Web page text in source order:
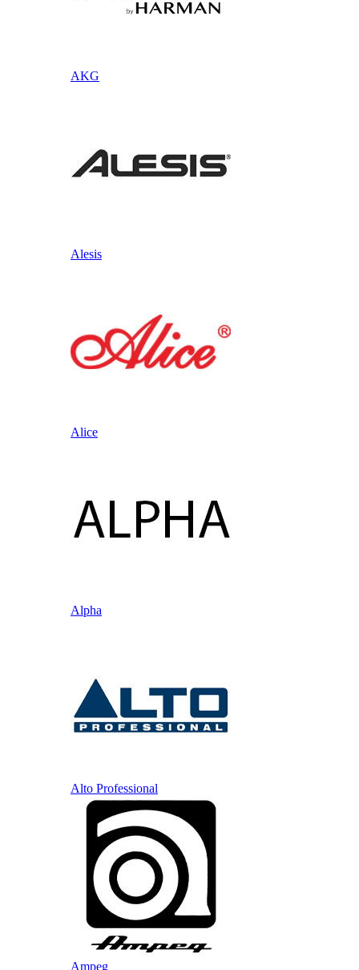
AKG
Alesis
Alice
Alpha
Alto Professional
Ampeg